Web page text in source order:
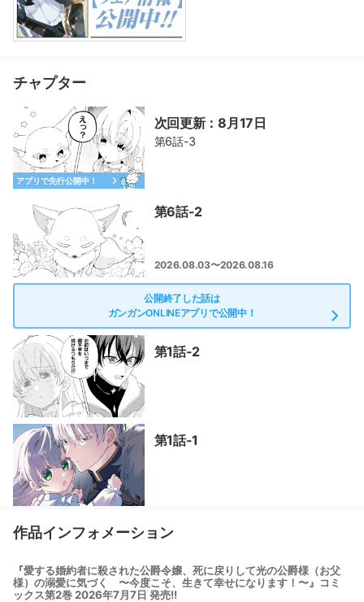
チャプター
アプリで先行公開中！
次回更新：8月17日
第6話-3
第6話-2
2026.08.03〜2026.08.16
公開終了した話は
ガンガンONLINEアプリで公開中！
第1話-2
第1話-1
作品インフォメーション
『愛する婚約者に殺された公爵令嬢、死に戻りして光の公爵様（お父
様）の溺愛に気づく 〜今度こそ、生きて幸せになります！〜』コミ
ックス第2巻 2026年7月7日 発売!!